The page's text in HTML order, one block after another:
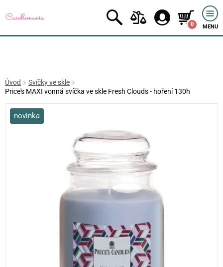
0 MENU
Úvod
Svíčky ve skle
Price's MAXI vonná svíčka ve skle Fresh Clouds - hoření 130h
novinka